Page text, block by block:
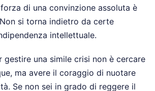
di una convinzione assoluta è
si torna indietro da certe
intellettuale.
gestire una simile crisi non è cercare
ma avere il coraggio di nuotare
Se non sei in grado di reggere il